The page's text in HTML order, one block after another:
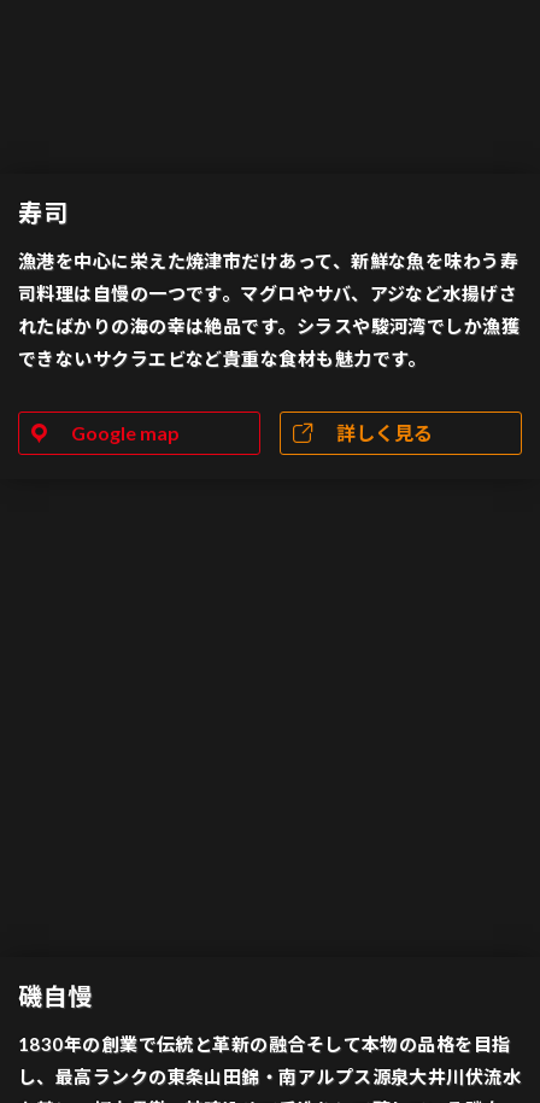
寿司
漁港を中心に栄えた焼津市だけあって、新鮮な魚を味わう寿
司料理は自慢の一つです。マグロやサバ、アジなど水揚げさ
れたばかりの海の幸は絶品です。シラスや駿河湾でしか漁獲
できないサクラエビなど貴重な食材も魅力です。
Google map 詳しく見る
磯自慢
1830年の創業で伝統と革新の融合そして本物の品格を目指
し、最高ランクの東条山田錦・南アルプス源泉大井川伏流水